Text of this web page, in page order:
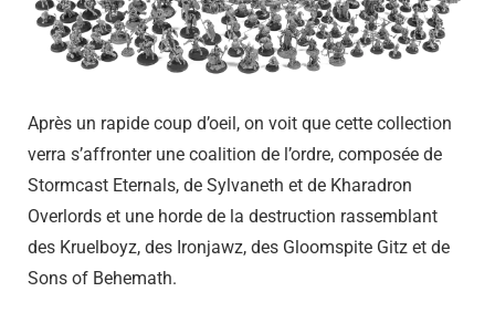
Après un rapide coup d’oeil, on voit que cette collection
verra s’affronter une coalition de l’ordre, composée de
Stormcast Eternals, de Sylvaneth et de Kharadron
Overlords et une horde de la destruction rassemblant
des Kruelboyz, des Ironjawz, des Gloomspite Gitz et de
Sons of Behemath.